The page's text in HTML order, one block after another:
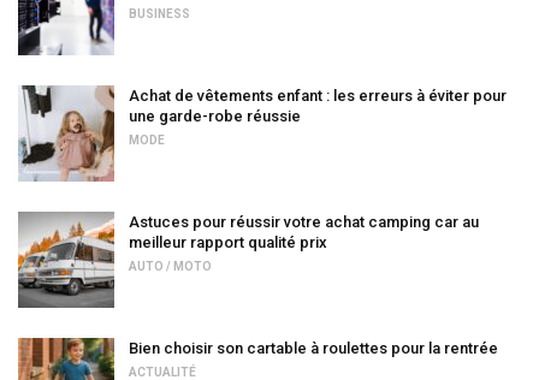
BUSINESS
Achat de vêtements enfant : les erreurs à éviter pour
une garde-robe réussie
MODE
Astuces pour réussir votre achat camping car au
meilleur rapport qualité prix
AUTO / MOTO
Bien choisir son cartable à roulettes pour la rentrée
ACTUALITÉ